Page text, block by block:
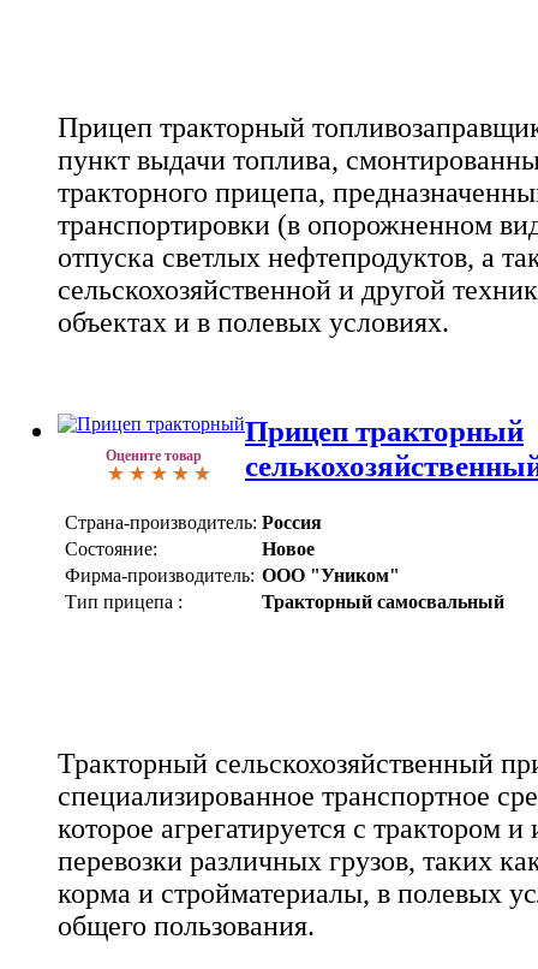
Прицеп тракторный
пункт выдачи топлива,
тракторного прицепа,
транспортировки (в опорожненном
отпуска светлых нефтепродуктов, а
сельскохозяйственной и другой
объектах и в полевых условиях.
Оцените товар
Прицеп тракторный
Страна-производитель: Россия
Состояние:
Новое
Фирма-производитель: ООО "Уником"
Тип прицепа :
Тракторный самосвальный
Тракторный сельскохозяйственный
специализированное транспортное
которое агрегатируется с трактором и
перевозки различных грузов, таких
корма и стройматериалы, в полевых
общего пользования.